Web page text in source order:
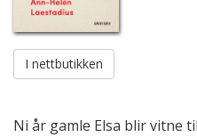
I nettbutikken
Ni år gamle Elsa blir vitne